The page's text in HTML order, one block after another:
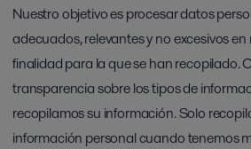
Nuestro objetivo es procesar datos
adecuados, relevantes y no excesivos
finalidad para la que se han recopilado.
transparencia sobre los tipos de
recopilamos su información. Solo
información personal cuando tenemos